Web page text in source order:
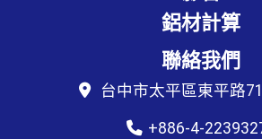
鋁材計算
聯絡我們
台中市太平區東平路
+886-4-